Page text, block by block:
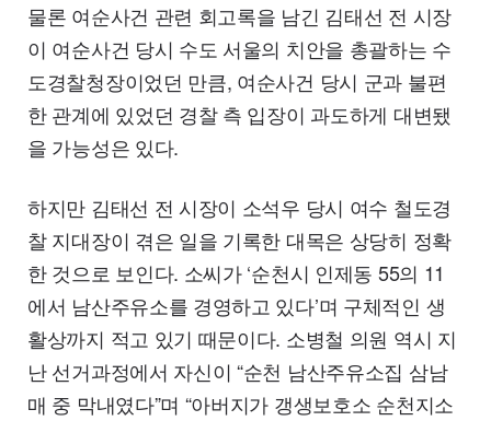
물론 여순사건 관련 회고록을 남긴 김태선 전 시장
이 여순사건 당시 수도 서울의 치안을 총괄하는 수
도경찰청장이었던 만큼, 여순사건 당시 군과 불편
한 관계에 있었던 경찰 측 입장이 과도하게 대변됐
을 가능성은 있다.
하지만 김태선 전 시장이 소석우 당시 여수 철도경
찰 지대장이 겪은 일을 기록한 대목은 상당히 정확
한 것으로 보인다. 소씨가 ‘순천시 인제동 55의 11
에서 남산주유소를 경영하고 있다’며 구체적인 생
활상까지 적고 있기 때문이다. 소병철 의원 역시 지
난 선거과정에서 자신이 “순천 남산주유소집 삼남
매 중 막내였다”며 “아버지가 갱생보호소 순천지소